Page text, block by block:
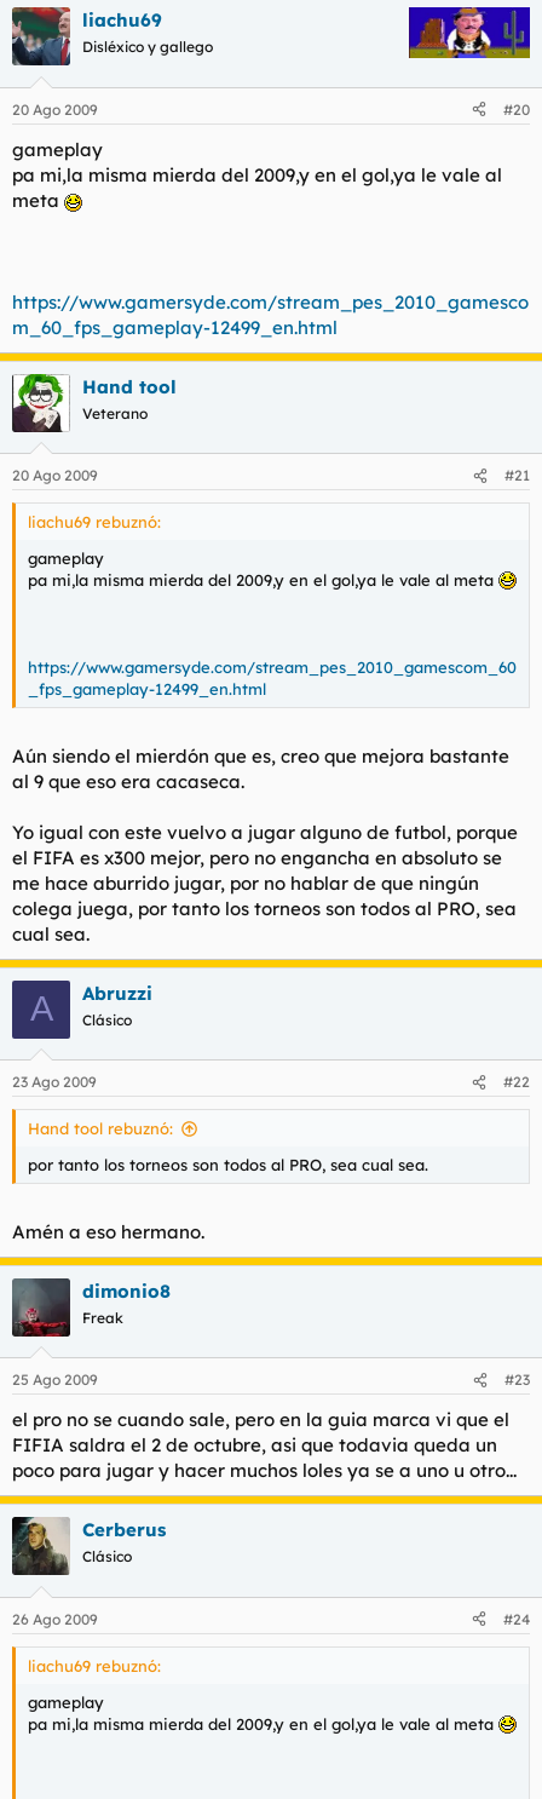
liachu69
Disléxico y gallego
20 Ago 2009 #20
gameplay
pa mi,la misma mierda del 2009,y en el gol,ya le vale al
meta
https://www.gamersyde.com/stream_pes_2010_gamesco
m_60_fps_gameplay-12499_en.html
Hand tool
Veterano
20 Ago 2009 #21
liachu69 rebuznó:
gameplay
pa mi,la misma mierda del 2009,y en el gol,ya le vale al meta
https://www.gamersyde.com/stream_pes_2010_gamescom_60
_fps_gameplay-12499_en.html
Aún siendo el mierdón que es, creo que mejora bastante
al 9 que eso era cacaseca.
Yo igual con este vuelvo a jugar alguno de futbol, porque
el FIFA es x300 mejor, pero no engancha en absoluto se
me hace aburrido jugar, por no hablar de que ningún
colega juega, por tanto los torneos son todos al PRO, sea
cual sea.
A Abruzzi
Clásico
23 Ago 2009 #22
Hand tool rebuznó:
por tanto los torneos son todos al PRO, sea cual sea.
Amén a eso hermano.
dimonio8
Freak
25 Ago 2009 #23
el pro no se cuando sale, pero en la guia marca vi que el
FIFIA saldra el 2 de octubre, asi que todavia queda un
poco para jugar y hacer muchos loles ya se a uno u otro...
Cerberus
Clásico
26 Ago 2009 #24
liachu69 rebuznó:
gameplay
pa mi,la misma mierda del 2009,y en el gol,ya le vale al meta